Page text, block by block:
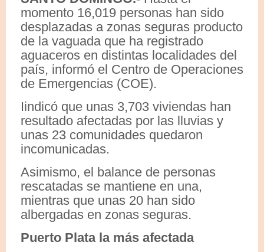
momento 16,019 personas han sido
desplazadas a zonas seguras producto
de la vaguada que ha registrado
aguaceros en distintas localidades del
país, informó el Centro de Operaciones
de Emergencias (COE).
Iindicó que unas 3,703 viviendas han
resultado afectadas por las lluvias y
unas 23 comunidades quedaron
incomunicadas.
Asimismo, el balance de personas
rescatadas se mantiene en una,
mientras que unas 20 han sido
albergadas en zonas seguras.
Puerto Plata la más afectada